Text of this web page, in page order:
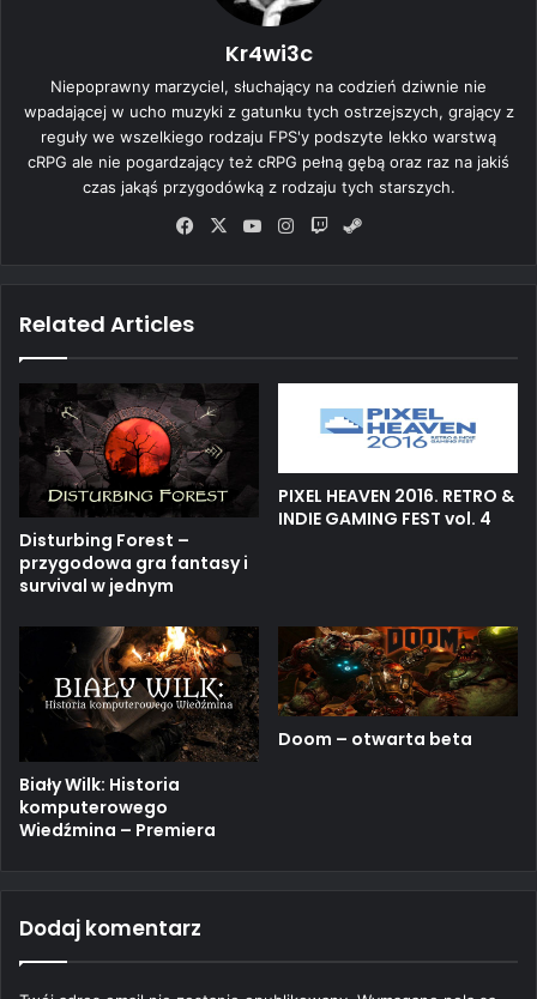
Kr4wi3c
Niepoprawny marzyciel, słuchający na codzień dziwnie nie
wpadającej w ucho muzyki z gatunku tych ostrzejszych, grający z
reguły we wszelkiego rodzaju FPS'y podszyte lekko warstwą
cRPG ale nie pogardzający też cRPG pełną gębą oraz raz na jakiś
czas jakąś przygodówką z rodzaju tych starszych.
Fa
X
Yo
Ins
Tw
Related Articles
Disturbing Forest –
przygodowa gra fantasy i
survival w jednym
PIXEL HEAVEN 2016. RETRO &
INDIE GAMING FEST vol. 4
Biały Wilk: Historia
komputerowego
Wiedźmina – Premiera
Doom – otwarta beta
Dodaj komentarz